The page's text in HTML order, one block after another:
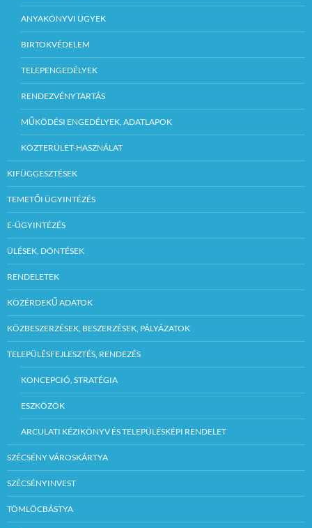
ANYAKÖNYVI ÜGYEK
BIRTOKVÉDELEM
TELEPENGEDÉLYEK
RENDEZVÉNYTARTÁS
MŰKÖDÉSI ENGEDÉLYEK, ADATLAPOK
KÖZTERÜLET-HASZNÁLAT
KIFÜGGESZTÉSEK
TEMETŐI ÜGYINTÉZÉS
E-ÜGYINTÉZÉS
ÜLÉSEK, DÖNTÉSEK
RENDELETEK
KÖZÉRDEKŰ ADATOK
KÖZBESZERZÉSEK, BESZERZÉSEK, PÁLYÁZATOK
TELEPÜLÉSFEJLESZTÉS, RENDEZÉS
KONCEPCIÓ, STRATÉGIA
ESZKÖZÖK
ARCULATI KÉZIKÖNYV ÉS TELEPÜLÉSKÉPI RENDELET
SZÉCSÉNY VÁROSKÁRTYA
SZÉCSÉNYINVEST
TÖMLÖCBÁSTYA